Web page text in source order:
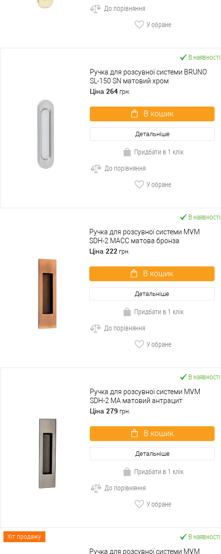
До порівняння
У обране
В наявності
Ручка для розсувної системи BRUNO
SL-150 SN матовий хром
Ціна 264 грн.
В кошик
Детальніше
Придбати в 1 клік
До порівняння
У обране
В наявності
Ручка для розсувної системи MVM
SDH-2 MACC матова бронза
Ціна 222 грн.
В кошик
Детальніше
Придбати в 1 клік
До порівняння
У обране
В наявності
Ручка для розсувної системи MVM
SDH-2 MA матовий антрацит
Ціна 279 грн.
В кошик
Детальніше
Придбати в 1 клік
До порівняння
У обране
Хіт продажу В наявності
Ручка для розсувної системи MVM